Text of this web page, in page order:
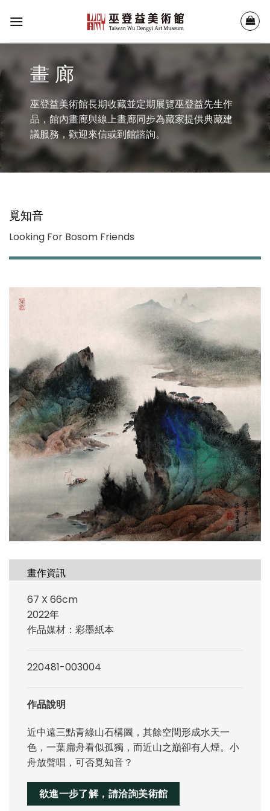
畫 廊
巫登益美術館長期收藏並定期展覽巫登益先生作
品，館內畫廊與線上畫廊同步為藏家提供典藏建
議服務，歡迎來信或到館諮詢。
覓知音
Looking For Bosom Friends
畫作資訊
67 X 66cm
2022年
作品媒材：彩墨紙本
220481-003004
作品說明
近中遠三點青綠山石構圖，其餘空間形成水天一
色，一葉扁舟看似孤獨，而近山之巔卻有人煙。小
舟放聲唱，可否覓知音？
欲進一步了解，請洽詢美術館